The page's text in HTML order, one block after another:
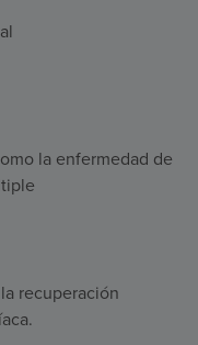
la enfermedad de
recuperación